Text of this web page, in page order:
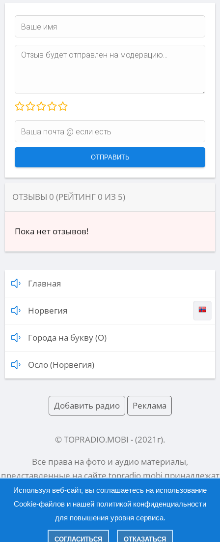
ОТЗЫВЫ 0 (РЕЙТИНГ 0 ИЗ 5)
Пока нет отзывов!
Главная
Норвегия
Города на букву (О)
Осло (Норвегия)
Добавить радио Реклама
© TOPRADIO.MOBI - (2021 г).
Все права на фото и аудио материалы,
представленные на сайтеtopradio.mobiпринадлежат
их законным владельцам.
Русский | English
Используя веб-сайт, вы соглашаетесь на использование
Cookie-файлов и нашей политикой конфиденциальности
для повышения уровня сервиса.
СОГЛАСИТЬСЯ ОТКАЗАТЬСЯ